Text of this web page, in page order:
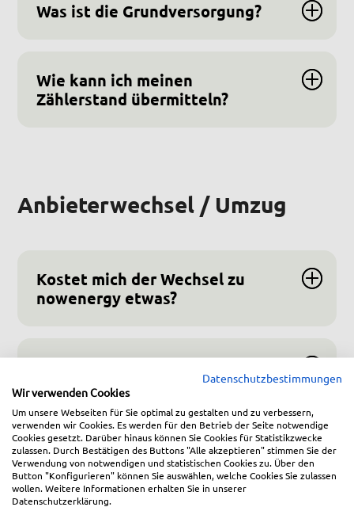
Was ist die Grundversorgung?
Wie kann ich meinen
Zählerstand übermitteln?
Anbieterwechsel / Umzug
Kostet mich der Wechsel zu
nowenergy etwas?
nowenergy?
Muss ich meinen alten Vertrag
kündigen?
Datenschutzbestimmungen
Wir verwenden Cookies
Um unsere Webseiten für Sie optimal zu gestalten und zu verbessern,
verwenden wir Cookies. Es werden für den Betrieb der Seite notwendige
Cookies gesetzt. Darüber hinaus können Sie Cookies für Statistikzwecke
zulassen. Durch Bestätigen des Buttons "Alle akzeptieren" stimmen Sie der
Verwendung von notwendigen und statistischen Cookies zu. Über den
Button "Konfigurieren" können Sie auswählen, welche Cookies Sie zulassen
wollen. Weitere Informationen erhalten Sie in unserer
Datenschutzerklärung.